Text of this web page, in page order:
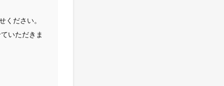
ください。
いただきま